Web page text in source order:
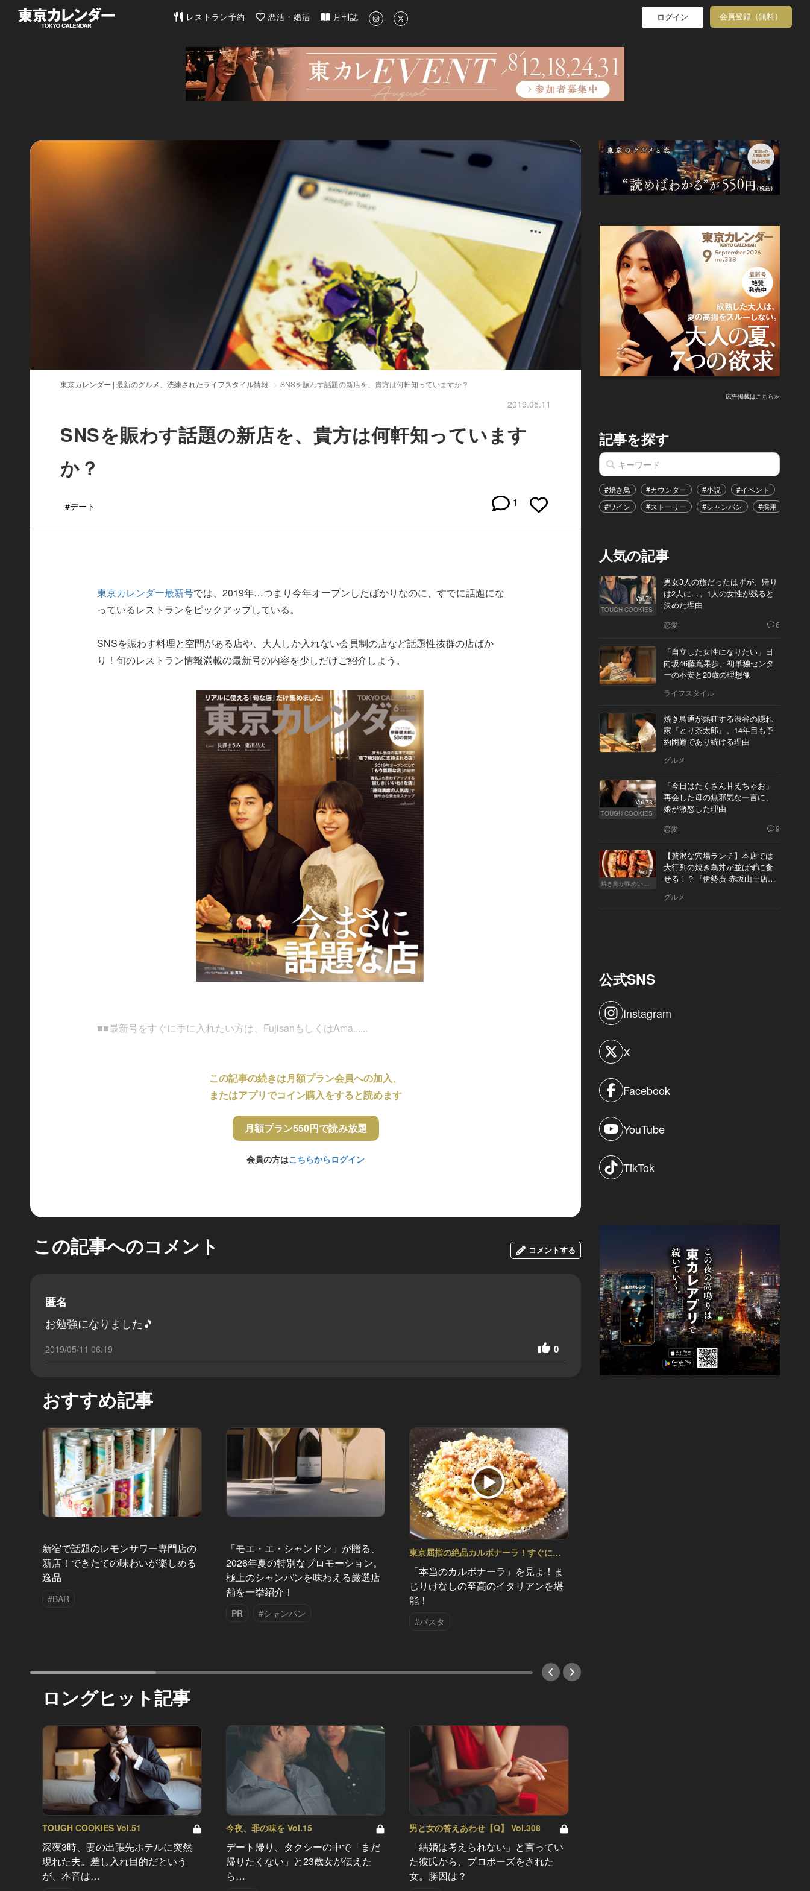
東京カレンダー | 最新のグルメ、洗練されたライフスタイル情報
レストラン予約 恋活・婚活 月刊誌 ログイン 会員登録（無料）
東京カレンダー | 最新のグルメ、洗練されたライフスタイル情報 SNSを賑わす話題の新店を、貴方は何軒知っていますか？
2019.05.11
SNSを賑わす話題の新店を、貴方は何軒知っています
か？
#デート 1
東京カレンダー最新号では、2019年…つまり今年オープンしたばかりなのに、すでに話題にな
っているレストランをピックアップしている。
SNSを賑わす料理と空間がある店や、大人しか入れない会員制の店など話題性抜群の店ばか
り！旬のレストラン情報満載の最新号の内容を少しだけご紹介しよう。
■■最新号をすぐに手に入れたい方は、FujisanもしくはAma......
この記事の続きは月額プラン会員への加入、
またはアプリでコイン購入をすると読めます
月額プラン550円で読み放題
会員の方はこちらからログイン
この記事へのコメント コメントする
匿名
お勉強になりました🎵
2019/05/11 06:19 0
おすすめ記事
新宿で話題のレモンサワー専門店の
新店！できたての味わいが楽しめる
逸品
#BAR
「モエ・エ・シャンドン」が贈る、
2026年夏の特別なプロモーション。
極上のシャンパンを味わえる厳選店
舗を一挙紹介！
PR #シャンパン
東京屈指の絶品カルボナーラ！すぐに行
きたくなる美味しい人気店 Vol.3
「本当のカルボナーラ」を見よ！ま
じりけなしの至高のイタリアンを堪
能！
#パスタ
ロングヒット記事
TOUGH COOKIES Vol.51
深夜3時、妻の出張先ホテルに突然
現れた夫。差し入れ目的だという
が、本音は…
今夜、罪の味を Vol.15
デート帰り、タクシーの中で「まだ
帰りたくない」と23歳女が伝えた
ら…
男と女の答えあわせ【Q】 Vol.308
「結婚は考えられない」と言ってい
た彼氏から、プロポーズをされた
女。勝因は？
広告掲載はこちら≫
記事を探す
#焼き鳥 #カウンター #小説 #イベント
#ワイン
#ストーリー #シャンパン #採用
人気の記事
Vol.74
TOUGH COOKIES
男女3人の旅だったはずが、帰り
は2人に…。1人の女性が残ると
決めた理由
恋愛 6
「自立した女性になりたい」日
向坂46藤嶌果歩、初単独センタ
ーの不安と20歳の理想像
ライフスタイル
焼き鳥通が熱狂する渋谷の隠れ
家『とり茶太郎』。14年目も予
約困難であり続ける理由
グルメ
Vol.73
TOUGH COOKIES
「今日はたくさん甘えちゃお」
再会した母の無邪気な一言に、
娘が激怒した理由
恋愛 9
Vol.7
焼き鳥が艶めいてきた
【贅沢な穴場ランチ】本店では
大行列の焼き鳥丼が並ばずに食
せる！？『伊勢廣 赤坂山王店』
グルメ
公式SNS
Instagram
X
Facebook
YouTube
TikTok